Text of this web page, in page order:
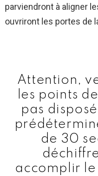
parviendront à aligner
ouvriront les portes de
Attention,
les points
pas
de 30
accomplir le